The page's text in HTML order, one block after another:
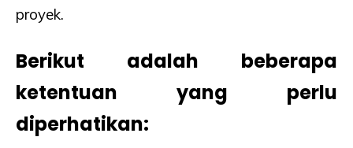
proyek.
Berikut adalah beberapa
ketentuan yang perlu
diperhatikan: